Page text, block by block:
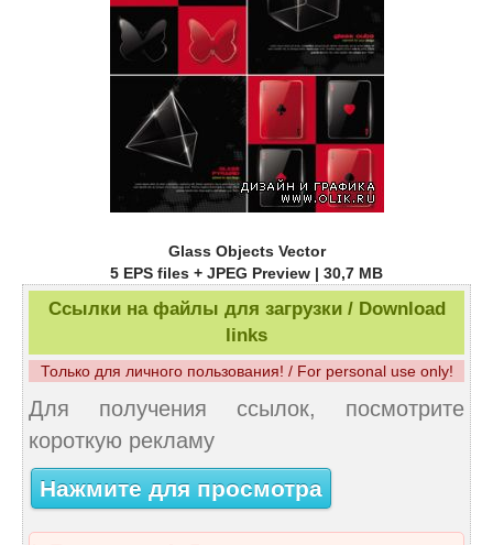
Glass Objects Vector
5 EPS files + JPEG Preview | 30,7 MB
Ссылки на файлы для загрузки / Download
links
Только для личного пользования! / For personal use only!
Для получения ссылок, посмотрите
короткую рекламу
Нажмите для просмотра